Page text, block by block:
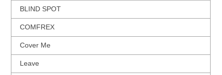
BLIND SPOT
COMFREX
Cover Me
Leave